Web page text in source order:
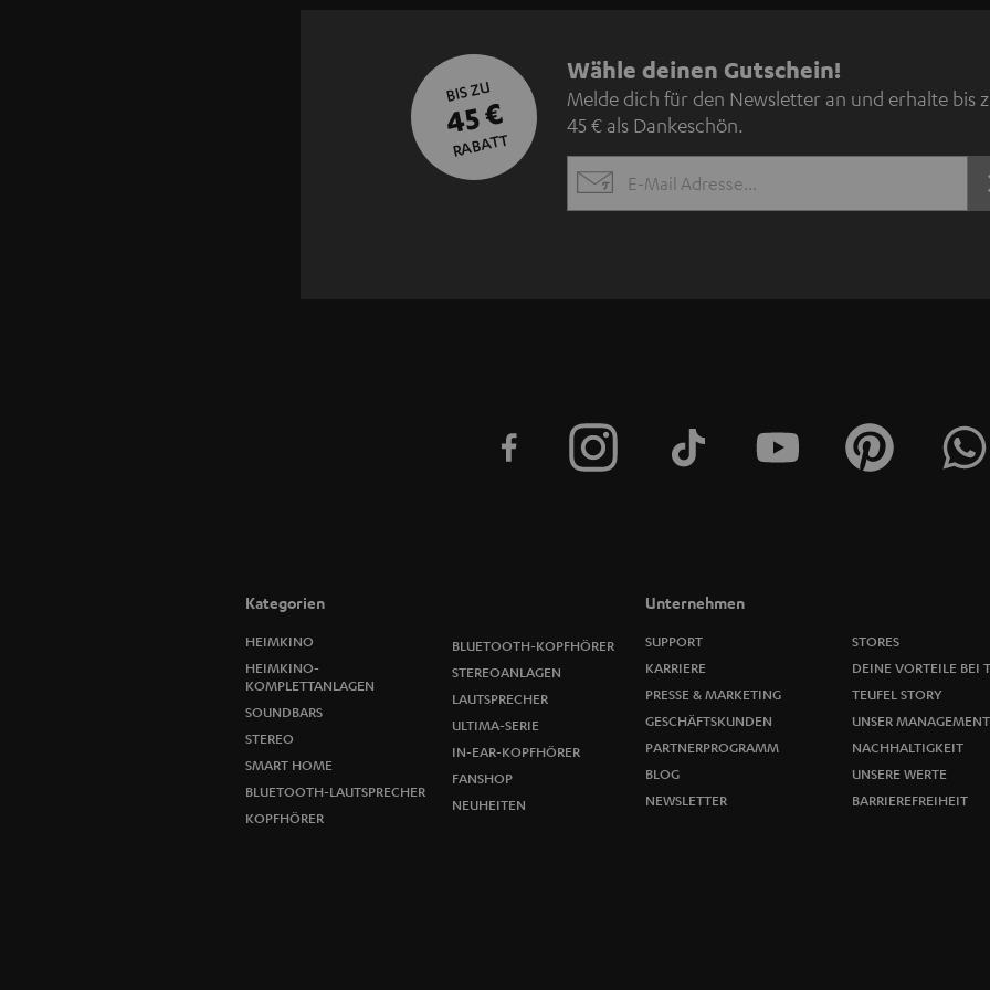
BIS ZU
45 €
RABATT
N
e
w
s
e
r
e
d
Wähle deinen Gutschein!
Melde dich für den Newsletter an und erhalte bis
45 € als Dankeschön.
EMAIL
Kategorien
HEIMKINO
HEIMKINO-
KOMPLETTANLAGEN
SOUNDBARS
STEREO
SMART HOME
BLUETOOTH-LAUTSPRECHER
KOPFHÖRER
BLUETOOTH-KOPFHÖRER
STEREOANLAGEN
LAUTSPRECHER
ULTIMA-SERIE
IN-EAR-KOPFHÖRER
FANSHOP
NEUHEITEN
Unternehmen
SUPPORT
KARRIERE
PRESSE & MARKETING
GESCHÄFTSKUNDEN
PARTNERPROGRAMM
BLOG
NEWSLETTER
STORES
DEINE VORTEILE BEI
TEUFEL STORY
UNSER MANAGEMENT
NACHHALTIGKEIT
UNSERE WERTE
BARRIEREFREIHEIT